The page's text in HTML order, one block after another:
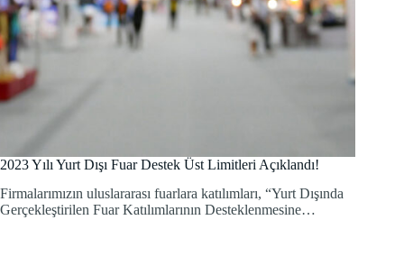
2023 Yılı Yurt Dışı Fuar Destek Üst Limitleri Açıklandı!
Firmalarımızın uluslararası fuarlara katılımları, “Yurt Dışında
Gerçekleştirilen Fuar Katılımlarının Desteklenmesine…